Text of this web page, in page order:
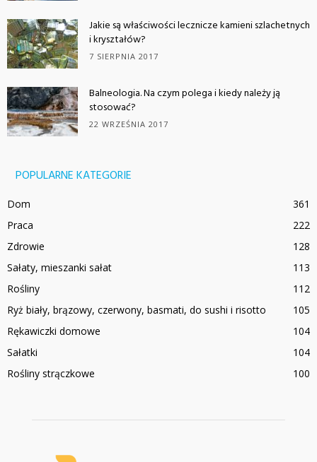
Jakie są właściwości lecznicze kamieni szlachetnych
i kryształów?
7 SIERPNIA 2017
Balneologia. Na czym polega i kiedy należy ją
stosować?
22 WRZEŚNIA 2017
POPULARNE KATEGORIE
Dom
361
Praca
222
Zdrowie
128
Sałaty, mieszanki sałat
113
Rośliny
112
Ryż biały, brązowy, czerwony, basmati, do sushi i risotto
105
Rękawiczki domowe
104
Sałatki
104
Rośliny strączkowe
100